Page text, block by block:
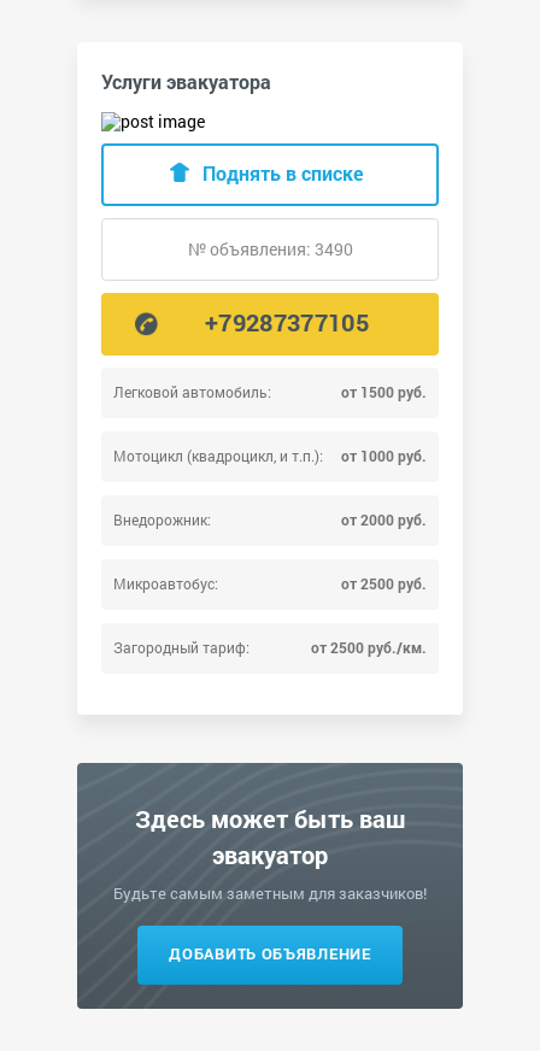
Услуги эвакуатора
Легковой автомобиль: от 1500 руб.
Мотоцикл (квадроцикл, и т.п.): от 1000 руб.
Внедорожник: от 2000 руб.
Микроавтобус: от 2500 руб.
Загородный тариф: от 2500 руб./км.
Поднять в списке
№ объявления: 3490
+79287377105
Здесь может быть ваш
эвакуатор
Будьте самым заметным для заказчиков!
ДОБАВИТЬ ОБЪЯВЛЕНИЕ